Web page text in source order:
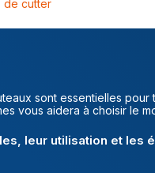
de cutter
sont essentielles
vous aidera à choisir le
leur utilisation et les